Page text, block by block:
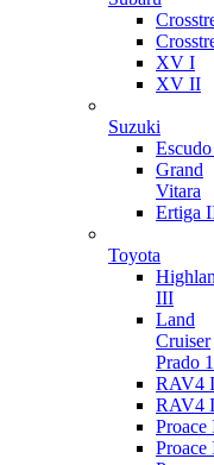
XV I
XV II
Suzuki
Grand
Vitara
Ertiga
Toyota
III
Land
Cruiser
Prado
RAV4
RAV4
Proace
Proace